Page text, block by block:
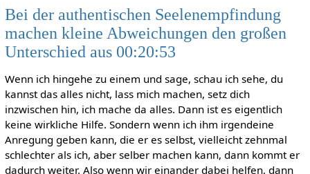
Bei der authentischen Seelenempfindung
machen kleine Abweichungen den großen
Unterschied aus 00:20:53
Wenn ich hingehe zu einem und sage, schau ich sehe, du
kannst das alles nicht, lass mich machen, setz dich
inzwischen hin, ich mache da alles. Dann ist es eigentlich
keine wirkliche Hilfe. Sondern wenn ich ihm irgendeine
Anregung geben kann, die er es selbst, vielleicht zehnmal
schlechter als ich, aber selber machen kann, dann kommt er
dadurch weiter. Also wenn wir einander dabei helfen, dann